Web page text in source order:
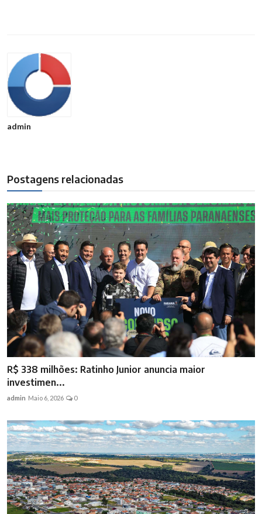
admin
Postagens relacionadas
R$ 338 milhões: Ratinho Junior anuncia maior
investimen...
admin Maio 6, 2026 0